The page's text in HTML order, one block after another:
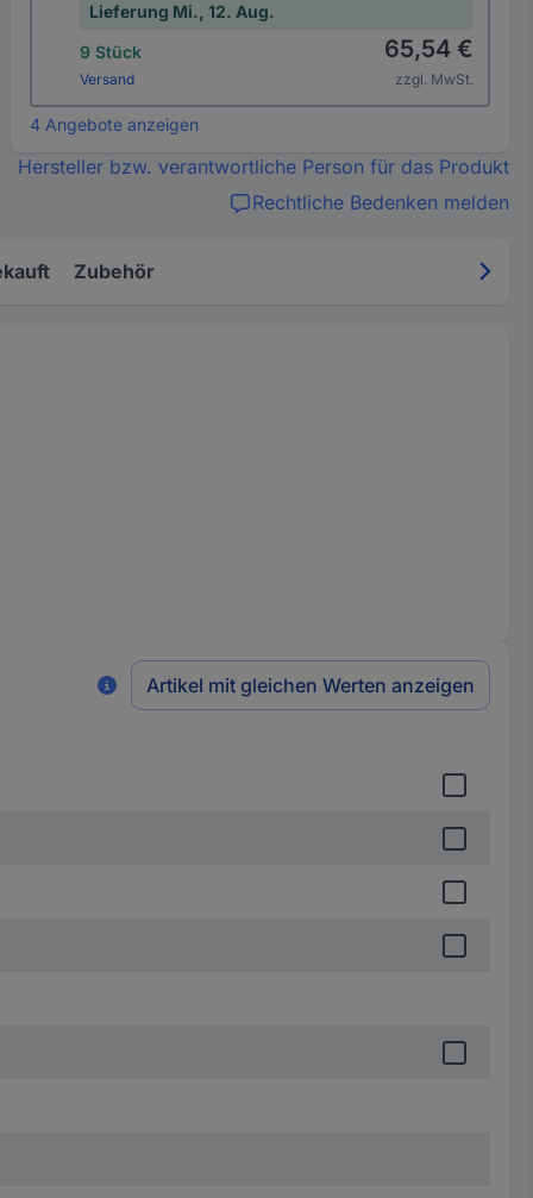
Lieferung Mi., 12. Aug.
9 Stück
Versand
65,54 €
zzgl. MwSt.
4 Angebote anzeigen
Hersteller bzw. verantwortliche Person für das Produkt
Rechtliche Bedenken melden
Zubehör
Artikel mit gleichen Werten anzeigen